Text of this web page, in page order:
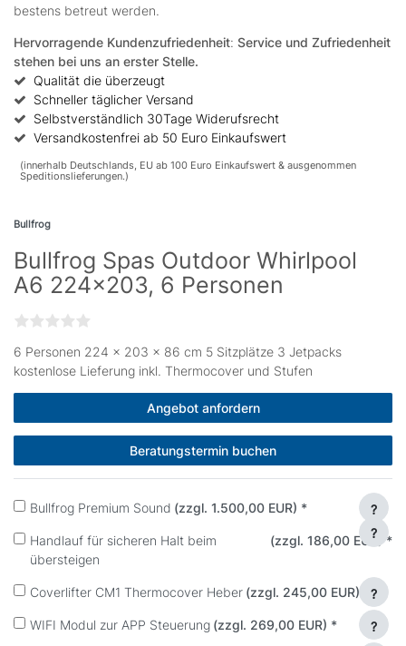
bestens betreut werden.
Hervorragende Kundenzufriedenheit: Service und Zufriedenheit
stehen bei uns an erster Stelle.
Qualität die überzeugt
Schneller täglicher Versand
Selbstverständlich 30Tage Widerufsrecht
Versandkostenfrei ab 50 Euro Einkaufswert
(innerhalb Deutschlands, EU ab 100 Euro Einkaufswert & ausgenommen
Speditionslieferungen.)
Bullfrog
Bullfrog Spas Outdoor Whirlpool
A6 224x203, 6 Personen
6 Personen 224 × 203 x 86 cm 5 Sitzplätze 3 Jetpacks
kostenlose Lieferung inkl. Thermocover und Stufen
Angebot anfordern
Beratungstermin buchen
Bullfrog Premium Sound (zzgl. 1.500,00 EUR) * ?
Handlauf für sicheren Halt beim
übersteigen
(zzgl. 186,00 EUR)*
?
Coverlifter CM1 Thermocover Heber (zzgl. 245,00 EUR) ?
WIFI Modul zur APP Steuerung (zzgl. 269,00 EUR) * ?